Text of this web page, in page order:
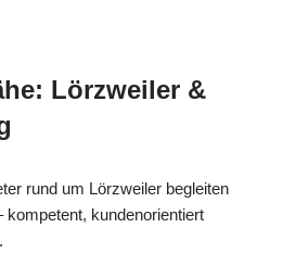
Lörzweiler &
rund um Lörzweiler begleiten
kompetent, kundenorientiert